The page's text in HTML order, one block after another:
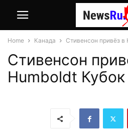
Home Канада Стивенсон привёз в
Стивенсон
Humboldt